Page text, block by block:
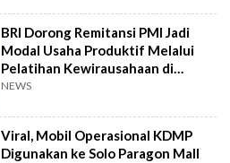
BRI Dorong Remitansi PMI Jadi
Modal Usaha Produktif Melalui
Pelatihan Kewirausahaan di
Taiwan
NEWS
Viral, Mobil Operasional KDMP
Digunakan ke Solo Paragon Mall